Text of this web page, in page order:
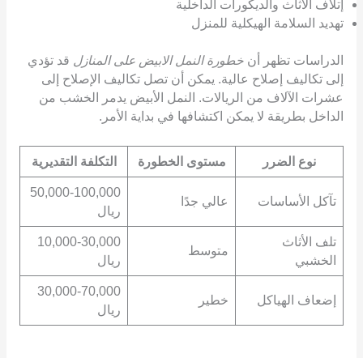
إتلاف الأثاث والديكورات الداخلية
تهديد السلامة الهيكلية للمنزل
الدراسات تظهر أن خطورة النمل الابيض على المنازل قد تؤدي
إلى تكاليف إصلاح عالية. يمكن أن تصل تكاليف الإصلاح إلى
عشرات الآلاف من الريالات. النمل الأبيض يدمر الخشب من
الداخل بطريقة لا يمكن اكتشافها في بداية الأمر.
نوع الضرر مستوى الخطورة التكلفة التقديرية
تآكل الأساسات عالي جدًا
50,000-100,000
ريال
تلف الأثاث
الخشبي
متوسط
10,000-30,000
ريال
إضعاف الهياكل خطير
30,000-70,000
ريال